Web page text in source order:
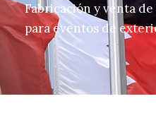
Fabricación y venta
para eventos de